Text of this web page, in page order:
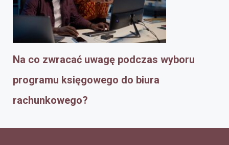
Na co zwracać uwagę podczas wyboru
programu księgowego do biura
rachunkowego?